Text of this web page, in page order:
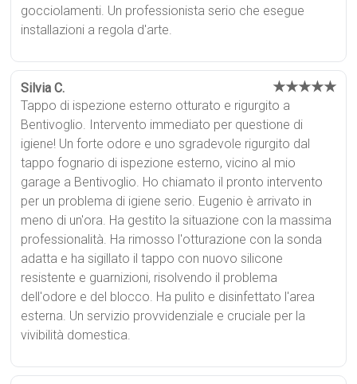
gocciolamenti. Un professionista serio che esegue
installazioni a regola d'arte.
Silvia C. ★★★★★
Tappo di ispezione esterno otturato e rigurgito a
Bentivoglio. Intervento immediato per questione di
igiene! Un forte odore e uno sgradevole rigurgito dal
tappo fognario di ispezione esterno, vicino al mio
garage a Bentivoglio. Ho chiamato il pronto intervento
per un problema di igiene serio. Eugenio è arrivato in
meno di un'ora. Ha gestito la situazione con la massima
professionalità. Ha rimosso l'otturazione con la sonda
adatta e ha sigillato il tappo con nuovo silicone
resistente e guarnizioni, risolvendo il problema
dell'odore e del blocco. Ha pulito e disinfettato l'area
esterna. Un servizio provvidenziale e cruciale per la
vivibilità domestica.